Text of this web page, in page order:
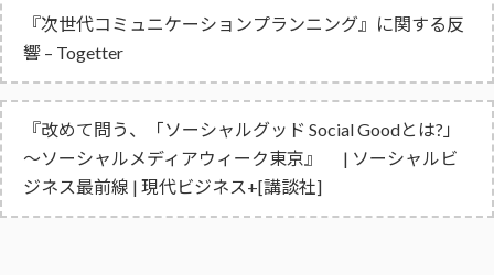
『次世代コミュニケーションプランニング』に関する反
響 – Togetter
『改めて問う、「ソーシャルグッド Social Goodとは?」
～ソーシャルメディアウィーク東京』 | ソーシャルビ
ジネス最前線 | 現代ビジネス+[講談社]